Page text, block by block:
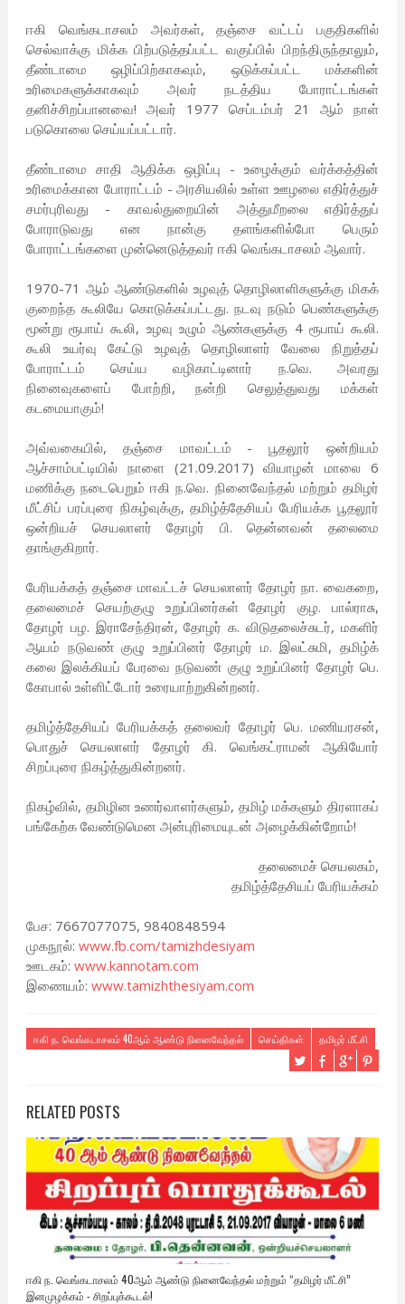
ஈகி வெங்கடாசலம் அவர்கள், தஞ்சை வட்டப் பகுதிகளில்
செல்வாக்கு மிக்க பிற்படுத்தப்பட்ட வகுப்பில் பிறந்திருந்தாலும்,
தீண்டாமை ஒழிப்பிற்காகவும், ஒடுக்கப்பட்ட மக்களின்
உரிமைகளுக்காகவும் அவர் நடத்திய போராட்டங்கள்
தனிச்சிறப்பானவை! அவர் 1977 செப்டம்பர் 21 ஆம் நாள்
படுகொலை செய்யப்பட்டார்.
தீண்டாமை சாதி ஆதிக்க ஒழிப்பு - உழைக்கும் வர்க்கத்தின்
உரிமைக்கான போராட்டம் - அரசியலில் உள்ள ஊழலை எதிர்த்துச்
சமர்புரிவது - காவல்துறையின் அத்துமீறலை எதிர்த்துப்
போராடுவது என நான்கு தளங்களில்போ பெரும்
போராட்டங்களை முன்னெடுத்தவர் ஈகி வெங்கடாசலம் ஆவார்.
1970-71 ஆம் ஆண்டுகளில் உழவுத் தொழிலாளிகளுக்கு மிகக்
குறைந்த கூலியே கொடுக்கப்பட்டது. நடவு நடும் பெண்களுக்கு
மூன்று ரூபாய் கூலி, உழவு உழும் ஆண்களுக்கு 4 ரூபாய் கூலி.
கூலி உயர்வு கேட்டு உழவுத் தொழிலாளர் வேலை நிறுத்தப்
போராட்டம் செய்ய வழிகாட்டினார் ந.வெ. அவரது
நினைவுகளைப் போற்றி, நன்றி செலுத்துவது மக்கள்
கடமையாகும்!
அவ்வகையில், தஞ்சை மாவட்டம் - பூதலூர் ஒன்றியம்
ஆச்சாம்பட்டியில் நாளை (21.09.2017) வியாழன் மாலை 6
மணிக்கு நடைபெறும் ஈகி ந.வெ. நினைவேந்தல் மற்றும் தமிழர்
மீட்சிப் பரப்புரை நிகழ்வுக்கு, தமிழ்த்தேசியப் பேரியக்க பூதலூர்
ஒன்றியச் செயலாளர் தோழர் பி. தென்னவன் தலைமை
தாங்குகிறார்.
பேரியக்கத் தஞ்சை மாவட்டச் செயலாளர் தோழர் நா. வைகறை,
தலைமைச் செயற்குழு உறுப்பினர்கள் தோழர் குழ. பால்ராசு,
தோழர் பழ. இராசேந்திரன், தோழர் க. விடுதலைச்சுடர், மகளிர்
ஆயம் நடுவண் குழு உறுப்பினர் தோழர் ம. இலட்சுமி, தமிழ்க்
கலை இலக்கியப் பேரவை நடுவண் குழு உறுப்பினர் தோழர் பெ.
கோபால் உள்ளிட்டோர் உரையாற்றுகின்றனர்.
தமிழ்த்தேசியப் பேரியக்கத் தலைவர் தோழர் பெ. மணியரசன்,
பொதுச் செயலாளர் தோழர் கி. வெங்கட்ராமன் ஆகியோர்
சிறப்புரை நிகழ்த்துகின்றனர்.
நிகழ்வில், தமிழின உணர்வாளர்களும், தமிழ் மக்களும் திரளாகப்
பங்கேற்க வேண்டுமென அன்புரிமையுடன் அழைக்கின்றோம்!
தலைமைச் செயலகம்,
தமிழ்த்தேசியப் பேரியக்கம்
பேச: 7667077075, 9840848594
முகநூல்: www.fb.com/tamizhdesiyam
ஊடகம்: www.kannotam.com
இணையம்: www.tamizhthesiyam.com
ஈகி ந. வெங்கடாசலம் 40ஆம் ஆண்டு நினைவேந்தல் செய்திகள் தமிழர் மீட்சி
RELATED POSTS
ஈகி ந. வெங்கடாசலம் 40ஆம் ஆண்டு நினைவேந்தல் மற்றும் “தமிழர் மீட்சி”
இனமுழக்கம் - சிறப்புக்கூடல்!